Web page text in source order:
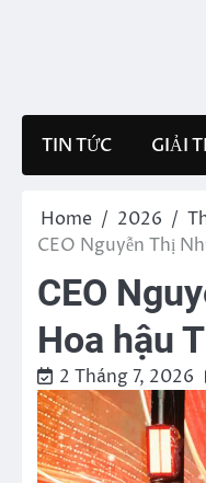
TIN TỨC GIẢI
Home 2026
CEO Nguyễn Thị
CEO
Hoa hậu
2 Tháng 7, 2026